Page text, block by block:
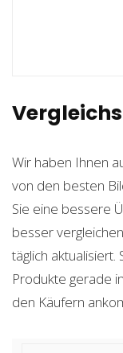
Wir haben Ihnen
von den besten
Sie eine bessere
besser
täglich
Produkte gerade
den Käufern